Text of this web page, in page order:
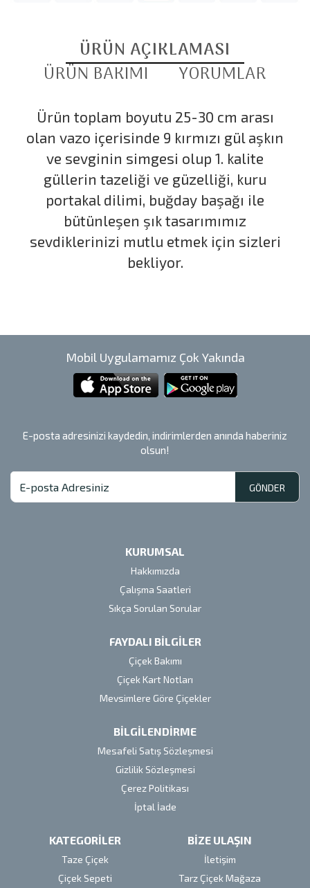
ÜRÜN AÇIKLAMASI
ÜRÜN BAKIMI
YORUMLAR
Ürün toplam boyutu 25-30 cm arası
olan vazo içerisinde 9 kırmızı gül aşkın
ve sevginin simgesi olup 1. kalite
güllerin tazeliği ve güzelliği, kuru
portakal dilimi, buğday başağı ile
bütünleşen şık tasarımımız
sevdiklerinizi mutlu etmek için sizleri
bekliyor.
Mobil Uygulamamız Çok Yakında
E-posta adresinizi kaydedin, indirimlerden anında haberiniz
olsun!
GÖNDER
KURUMSAL
Hakkımızda
Çalışma Saatleri
Sıkça Sorulan Sorular
FAYDALI BİLGİLER
Çiçek Bakımı
Çiçek Kart Notları
Mevsimlere Göre Çiçekler
BİLGİLENDİRME
Mesafeli Satış Sözleşmesi
Gizlilik Sözleşmesi
Çerez Politikası
İptal İade
KATEGORİLER
Taze Çiçek
Çiçek Sepeti
BİZE ULAŞIN
İletişim
Tarz Çiçek Mağaza